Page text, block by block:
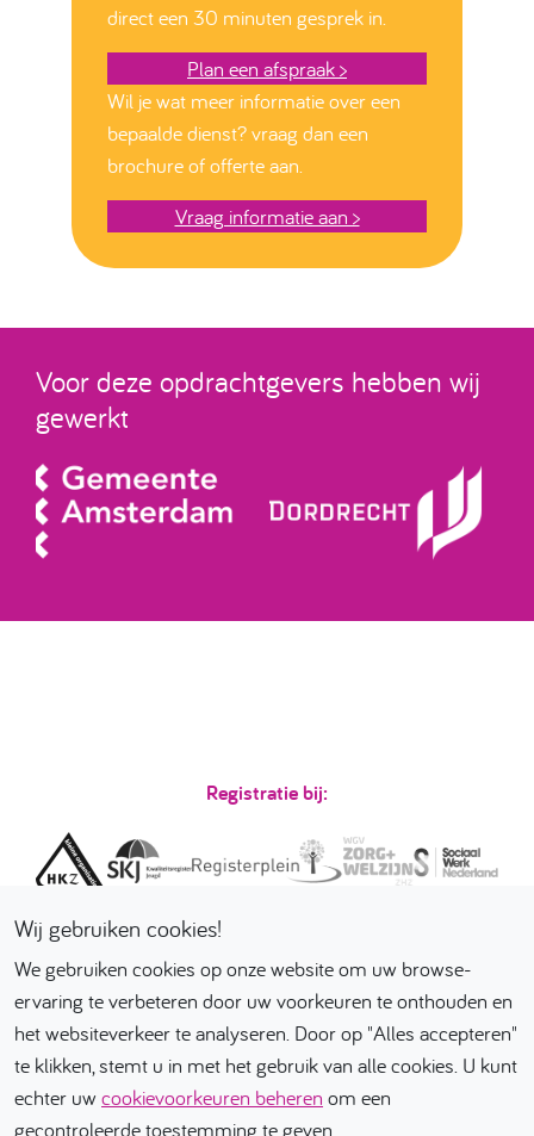
direct een 30 minuten gesprek in.
Plan een afspraak >
Wil je wat meer informatie over een
bepaalde dienst? vraag dan een
brochure of offerte aan.
Vraag informatie aan >
Voor deze opdrachtgevers hebben wij
gewerkt
Registratie bij:
Wij zijn Nieuwlander
Ambulante Begeleiding
Wat doen wij
Nieuws Contact
Wij gebruiken cookies!
We gebruiken cookies op onze website om uw browse-
ervaring te verbeteren door uw voorkeuren te onthouden en
het websiteverkeer te analyseren. Door op "Alles accepteren"
te klikken, stemt u in met het gebruik van alle cookies. U kunt
echter uwcookievoorkeuren beheren om een
gecontroleerde toestemming te geven.